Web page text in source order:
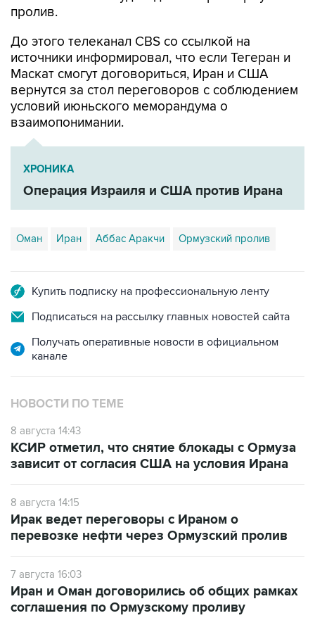
пролив.
До этого телеканал CBS со ссылкой на
источники информировал, что если Тегеран и
Маскат смогут договориться, Иран и США
вернутся за стол переговоров с соблюдением
условий июньского меморандума о
взаимопонимании.
ХРОНИКА
Операция Израиля и США против Ирана
Оман Иран Аббас Аракчи Ормузский пролив
Купить подписку на профессиональную ленту
Подписаться на рассылку главных новостей сайта
Получать оперативные новости в официальном
канале
НОВОСТИ ПО ТЕМЕ
8 августа 14:43
КСИР отметил, что снятие блокады с Ормуза
зависит от согласия США на условия Ирана
8 августа 14:15
Ирак ведет переговоры с Ираном о
перевозке нефти через Ормузский пролив
7 августа 16:03
Иран и Оман договорились об общих рамках
соглашения по Ормузскому проливу